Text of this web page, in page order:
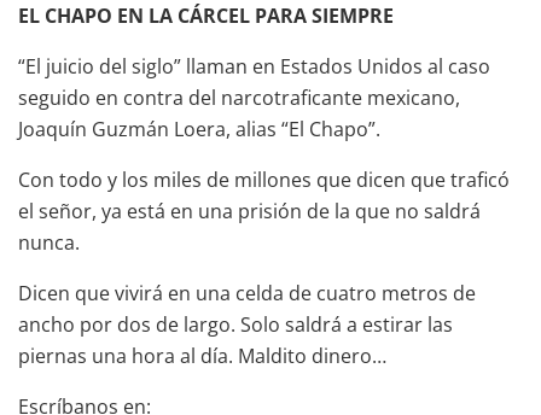
EL CHAPO EN LA CÁRCEL PARA SIEMPRE
“El juicio del siglo” llaman en Estados Unidos al caso
seguido en contra del narcotraficante mexicano,
Joaquín Guzmán Loera, alias “El Chapo”.
Con todo y los miles de millones que dicen que traficó
el señor, ya está en una prisión de la que no saldrá
nunca.
Dicen que vivirá en una celda de cuatro metros de
ancho por dos de largo. Solo saldrá a estirar las
piernas una hora al día. Maldito dinero…
Escríbanos en: